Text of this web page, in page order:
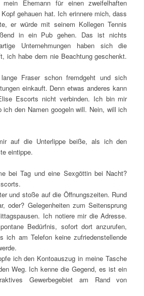
Ehemann für einen zweifelhaften
gehauen hat. Ich erinnere mich, dass
er würde mit seinem Kollegen Tennis
in ein Pub gehen. Das ist nichts
Unternehmungen haben sich die
ich habe dem nie Beachtung geschenkt.
Fraser schon fremdgeht und sich
einkauft. Denn etwas anderes kann
Escorts nicht verbinden. Ich bin mir
ich den Namen googeln will. Nein, will ich
auf die Unterlippe beiße, als ich den
eintippe.
bei Tag und eine Sexgöttin bei Nacht?
und stoße auf die Öffnungszeiten. Rund
oder? Gelegenheiten zum Seitensprung
Ich notiere mir die Adresse.
Bedürfnis, sofort dort anzurufen,
ich am Telefon keine zufriedenstellende
ich den Kontoauszug in meine Tasche
Weg. Ich kenne die Gegend, es ist ein
Gewerbegebiet am Rand von